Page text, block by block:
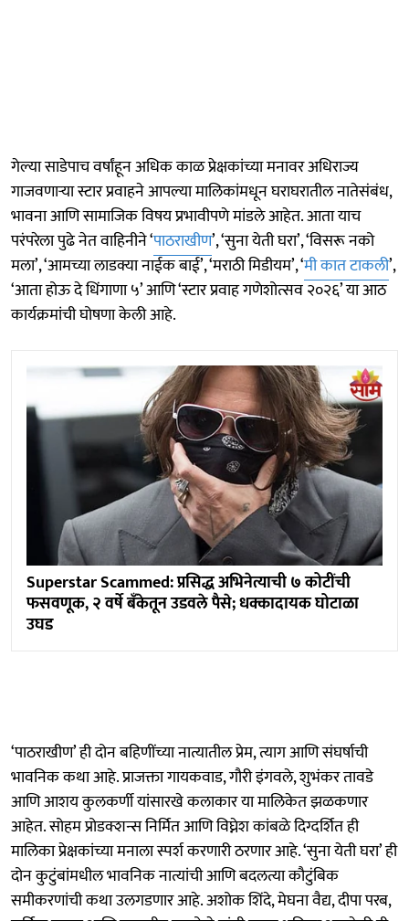
गेल्या साडेपाच वर्षांहून अधिक काळ प्रेक्षकांच्या मनावर अधिराज्य
गाजवणाऱ्या स्टार प्रवाहने आपल्या मालिकांमधून घराघरातील नातेसंबंध,
भावना आणि सामाजिक विषय प्रभावीपणे मांडले आहेत. आता याच
परंपरेला पुढे नेत वाहिनीने ‘पाठराखीण’, ‘सुना येती घरा’, ‘विसरू नको
मला’, ‘आमच्या लाडक्या नाईक बाई’, ‘मराठी मिडीयम’, ‘मी कात टाकली’,
‘आता होऊ दे धिंगाणा ५’ आणि ‘स्टार प्रवाह गणेशोत्सव २०२६’ या आठ
कार्यक्रमांची घोषणा केली आहे.
Superstar Scammed: प्रसिद्ध अभिनेत्याची ७ कोटींची
फसवणूक, २ वर्षे बँकेतून उडवले पैसे; धक्कादायक घोटाळा
उघड
‘पाठराखीण’ ही दोन बहिणींच्या नात्यातील प्रेम, त्याग आणि संघर्षाची
भावनिक कथा आहे. प्राजक्ता गायकवाड, गौरी इंगवले, शुभंकर तावडे
आणि आशय कुलकर्णी यांसारखे कलाकार या मालिकेत झळकणार
आहेत. सोहम प्रोडक्शन्स निर्मित आणि विघ्नेश कांबळे दिग्दर्शित ही
मालिका प्रेक्षकांच्या मनाला स्पर्श करणारी ठरणार आहे. ‘सुना येती घरा’ ही
दोन कुटुंबांमधील भावनिक नात्यांची आणि बदलत्या कौटुंबिक
समीकरणांची कथा उलगडणार आहे. अशोक शिंदे, मेघना वैद्य, दीपा परब,